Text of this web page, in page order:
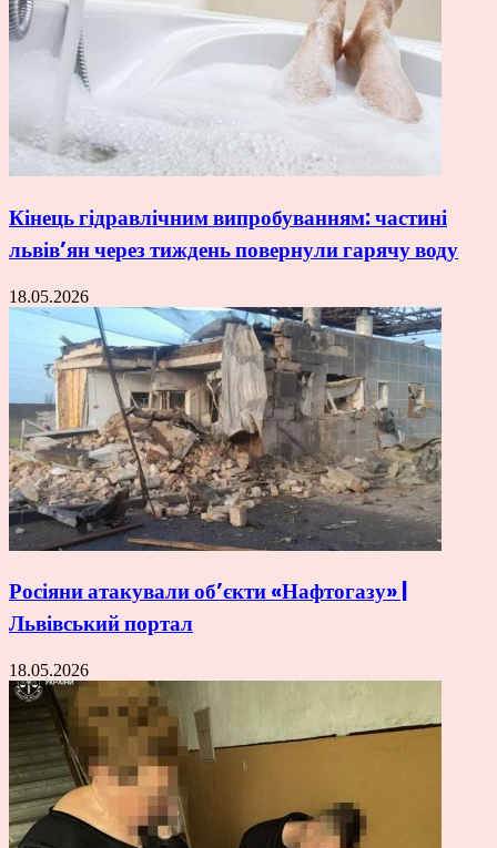
Кінець гідравлічним випробуванням: частині
львів’ян через тиждень повернули гарячу воду
18.05.2026
Росіяни атакували об’єкти «Нафтогазу» |
Львівський портал
18.05.2026